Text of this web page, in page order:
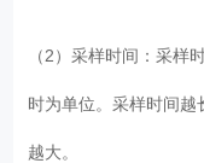
（2）采样时间：
时为单位。采样时间越
越大。